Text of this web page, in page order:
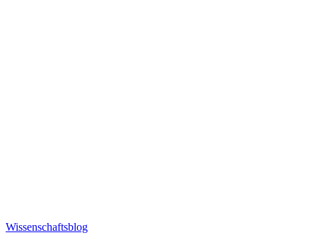
Wissenschaftsblog